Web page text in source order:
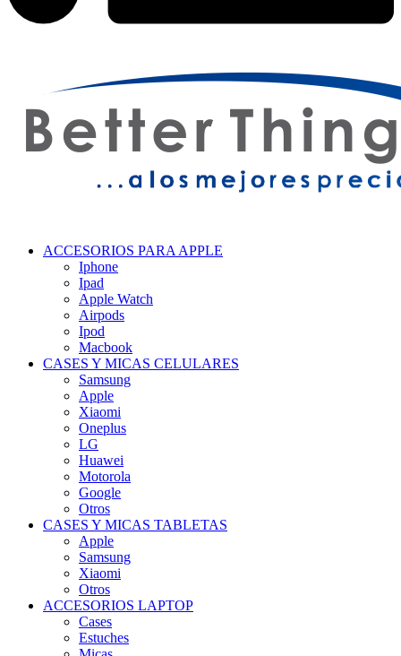
ACCESORIOS PARA APPLE
Iphone
Ipad
Apple Watch
Airpods
Ipod
Macbook
CASES Y MICAS CELULARES
Samsung
Apple
Xiaomi
Oneplus
LG
Huawei
Motorola
Google
Otros
CASES Y MICAS TABLETAS
Apple
Samsung
Xiaomi
Otros
ACCESORIOS LAPTOP
Cases
Estuches